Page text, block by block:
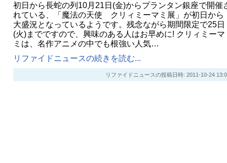
初日から長蛇の列10月21日(金)からプランタン銀座で開催
れている、「魔法の天使 クリィミーマミ展」が初日から
大盛況となっているようです。残念ながら期間限定で25日
(火)までですので、興味のある人はお早めに! クリィミーマ
ミは、名作アニメの中でも根強い人気…
リファイドニュースの続きを読む...
リファイドニュースの投稿日時: 2011-10-24